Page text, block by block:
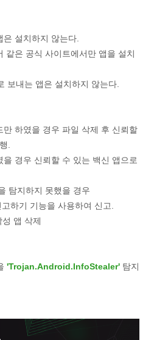
은 설치하지 않는다
같은 공식 사이트에서만 앱을 설치
보내는 앱은 설치하지 않는다
만 하였을 경우 파일 삭제 후 신뢰할
을 경우 신뢰할 수 있는 백신 앱으로
탐지하지 못했을 경우
하기 기능을 사용하여 신고
성 앱 삭제
'Trojan.Android.InfoStealer' 탐지